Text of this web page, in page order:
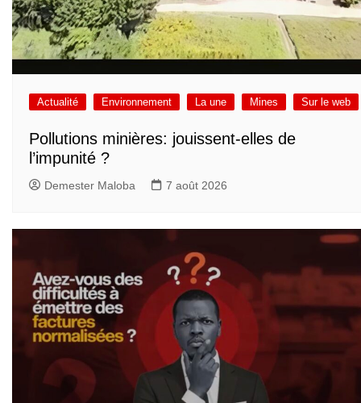
Actualité Environnement La une Mines Sur le web
Pollutions minières: jouissent-elles de
l’impunité ?
Demester Maloba 7 août 2026